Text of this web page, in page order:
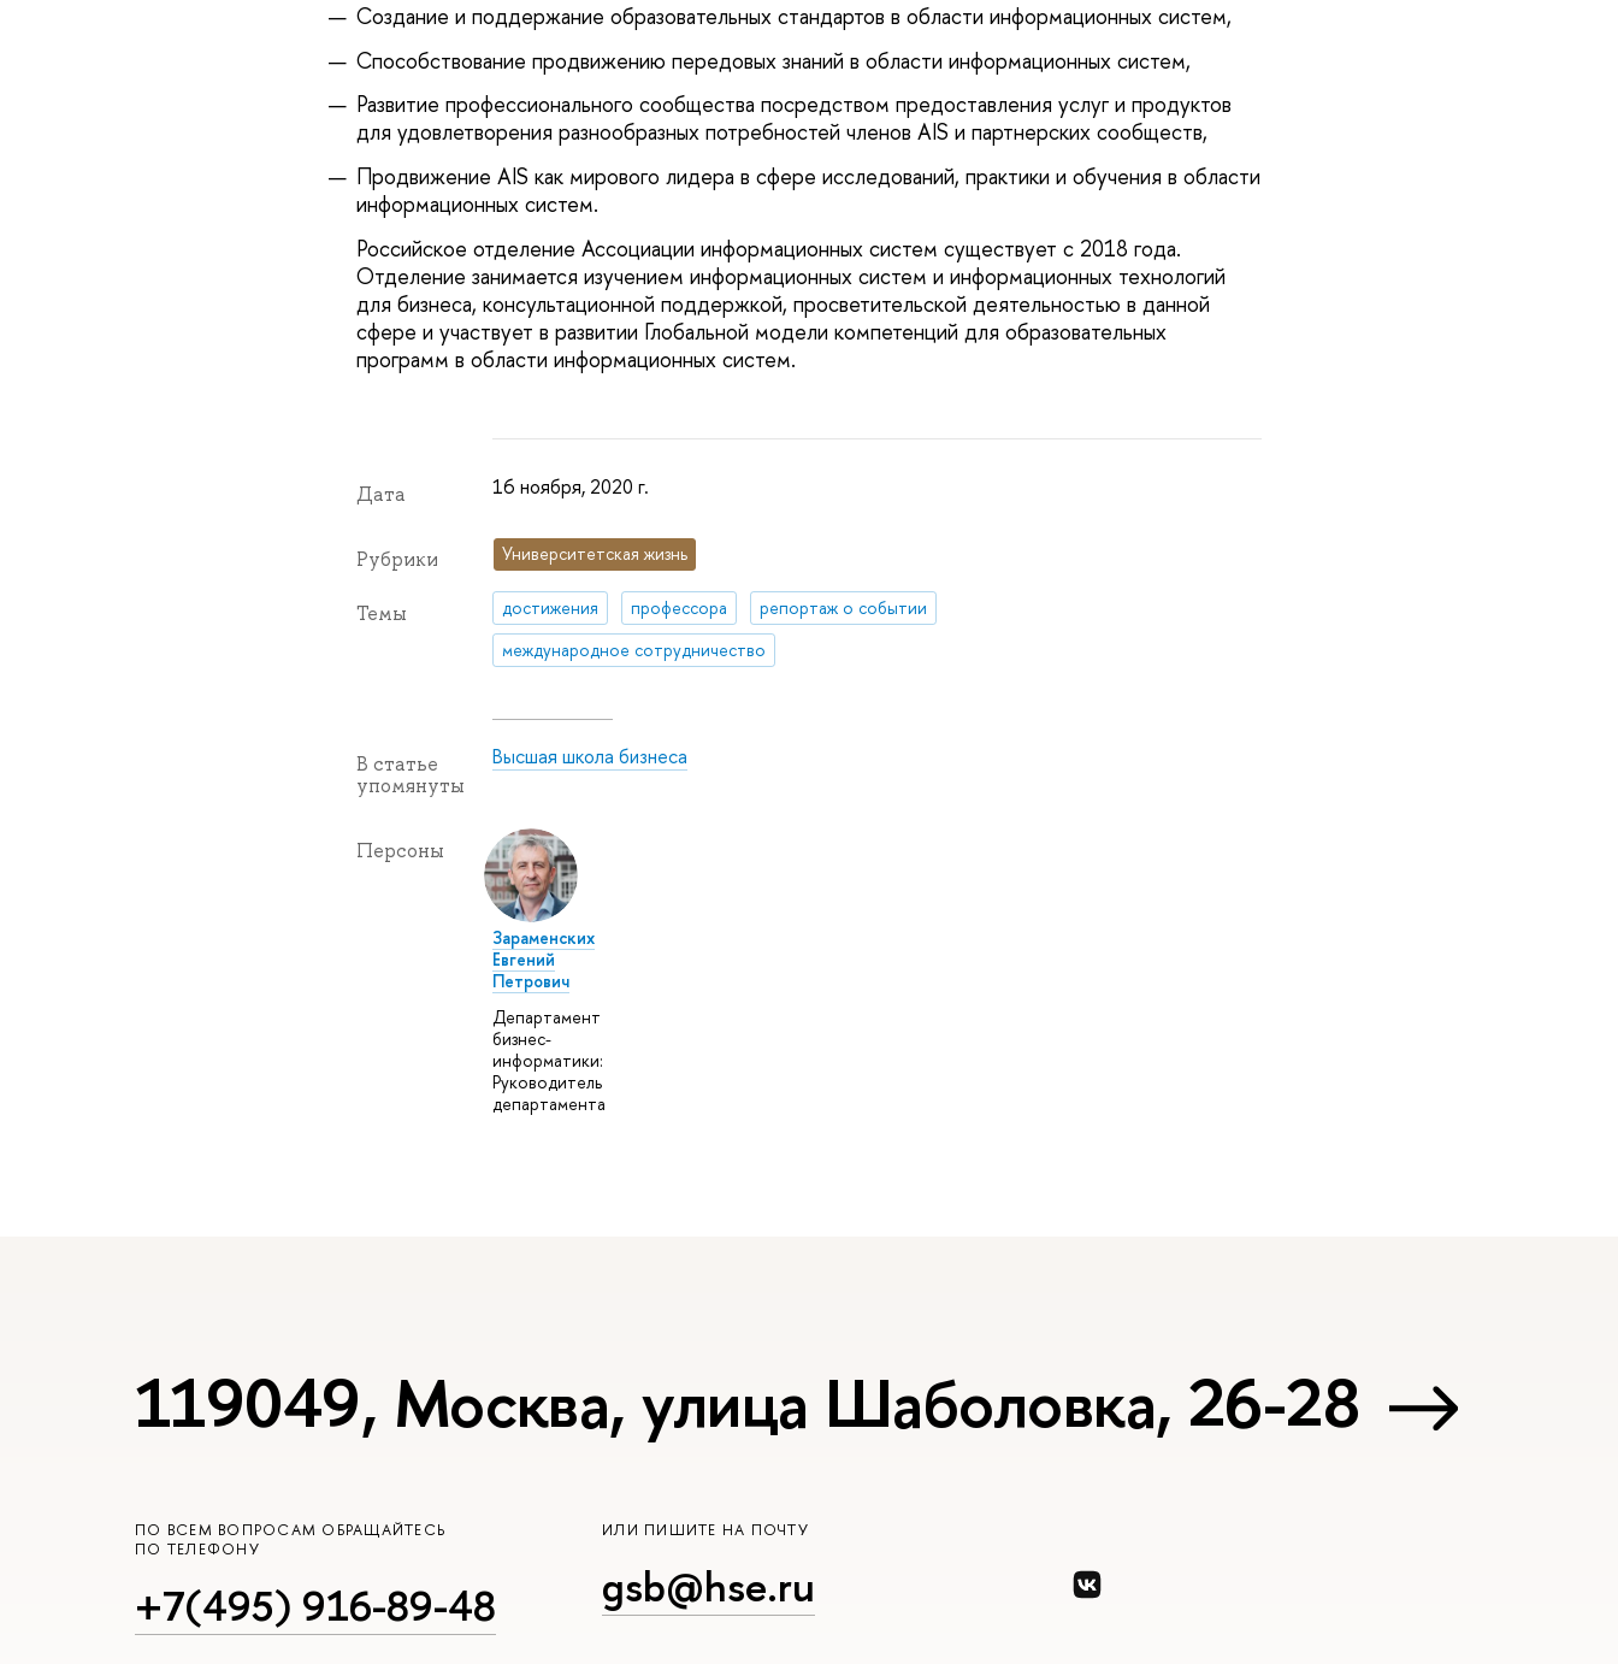
Создание и поддержание образовательных стандартов в области информационных систем,
Способствование продвижению передовых знаний в области информационных систем,
Развитие профессионального сообщества посредством предоставления услуг и продуктов
для удовлетворения разнообразных потребностей членов AIS и партнерских сообществ,
Продвижение AIS как мирового лидера в сфере исследований, практики и обучения в области
информационных систем.
Российское отделение Ассоциации информационных систем существует с 2018 года.
Отделение занимается изучением информационных систем и информационных технологий
для бизнеса, консультационной поддержкой, просветительской деятельностью в данной
сфере и участвует в развитии Глобальной модели компетенций для образовательных
программ в области информационных систем.
Дата 16 ноября, 2020 г.
Рубрики Университетская жизнь
Темы достижения профессора
репортаж о событии
международное сотрудничество
В статье
упомянуты
Высшая школа бизнеса
Персоны
Зараменских
Евгений
Петрович
Департамент
бизнес-
информатики:
Руководитель
департамента
119049, Москва, улица Шаболовка, 26-28
ПО ВСЕМ ВОПРОСАМ ОБРАЩАЙТЕСЬ
ПО ТЕЛЕФОНУ
+7(495) 916-89-48
ИЛИ ПИШИТЕ НА ПОЧТУ
gsb@hse.ru